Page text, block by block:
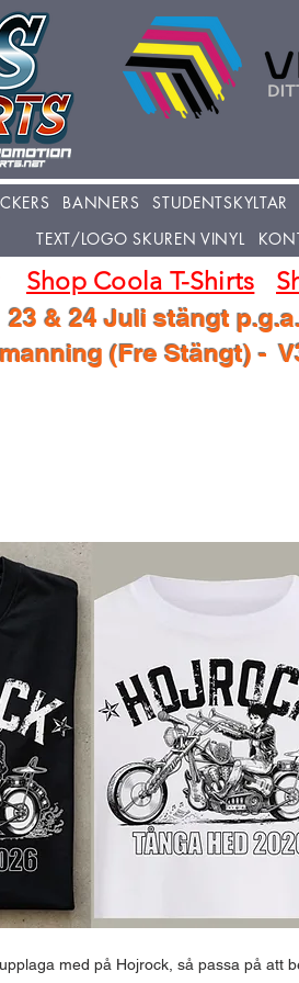
BANNERS STUDENTSKYLTAR
TEXT/LOGO SKUREN VINYL
Shop Coola T-Shirts
23 & 24 Juli stängt
(Fre Stängt) -
med på Hojrock, så passa på att